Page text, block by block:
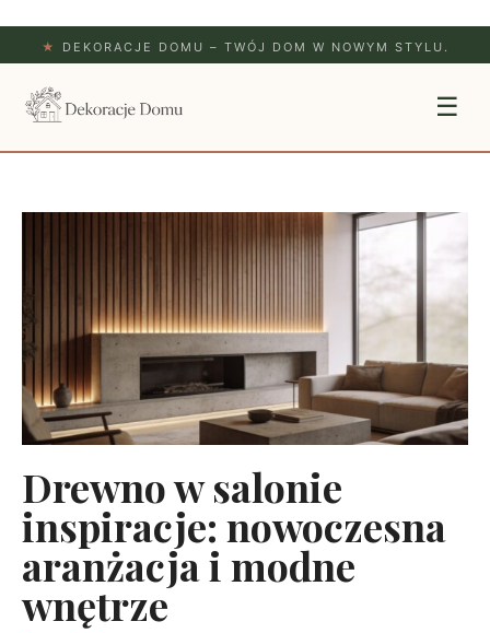
★ DEKORACJE DOMU – TWÓJ DOM W NOWYM STYLU.
☰
Drewno w salonie
inspiracje: nowoczesna
aranżacja i modne
wnętrze